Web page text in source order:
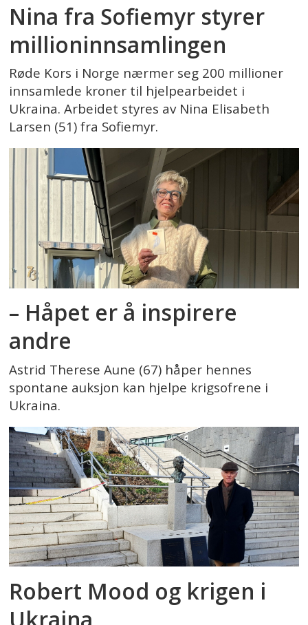
Nina fra Sofiemyr styrer
millioninnsamlingen
Røde Kors i Norge nærmer seg 200 millioner
innsamlede kroner til hjelpearbeidet i
Ukraina. Arbeidet styres av Nina Elisabeth
Larsen (51) fra Sofiemyr.
– Håpet er å inspirere
andre
Astrid Therese Aune (67) håper hennes
spontane auksjon kan hjelpe krigsofrene i
Ukraina.
Robert Mood og krigen i
Ukraina